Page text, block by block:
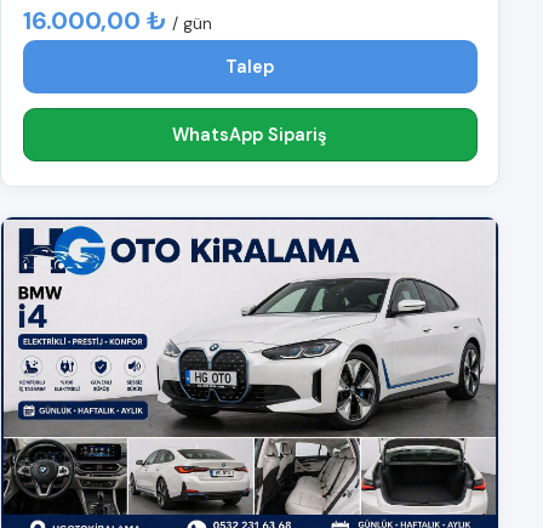
16.000,00 ₺ / gün
Talep
WhatsApp Sipariş